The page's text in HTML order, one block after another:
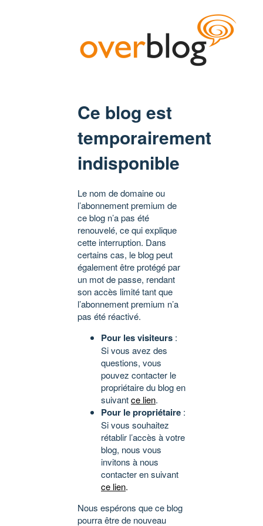
Ce blog est
temporairement
indisponible
Le nom de domaine ou
l’abonnement premium de
ce blog n’a pas été
renouvelé, ce qui explique
cette interruption. Dans
certains cas, le blog peut
également être protégé par
un mot de passe, rendant
son accès limité tant que
l’abonnement premium n’a
pas été réactivé.
Pour les visiteurs :
Si vous avez des
questions, vous
pouvez contacter le
propriétaire du blog en
suivantce lien.
Pour le propriétaire :
Si vous souhaitez
rétablir l’accès à votre
blog, nous vous
invitons à nous
contacter en suivant
ce lien.
Nous espérons que ce blog
pourra être de nouveau